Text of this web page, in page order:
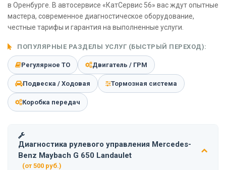
в Оренбурге. В автосервисе «КатСервис 56» вас ждут опытные
мастера, современное диагностическое оборудование,
честные тарифы и гарантия на выполненные услуги.
ПОПУЛЯРНЫЕ РАЗДЕЛЫ УСЛУГ (БЫСТРЫЙ ПЕРЕХОД):
Регулярное ТО Двигатель / ГРМ
Подвеска / Ходовая Тормозная система
Коробка передач
Диагностика рулевого управления Mercedes-
Benz Maybach G 650 Landaulet
(от 500 руб.)